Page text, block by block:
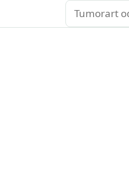
Suchen